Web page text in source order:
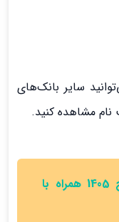
سایر بانک‌های
نام مشاهده کنید.
مبلغ وام ازدواج 1405 همراه با